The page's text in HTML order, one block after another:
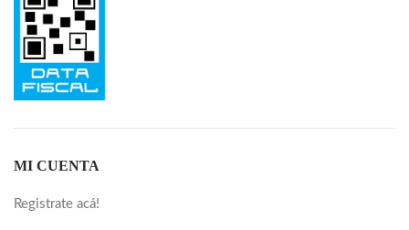
MI CUENTA
Registrate acá!